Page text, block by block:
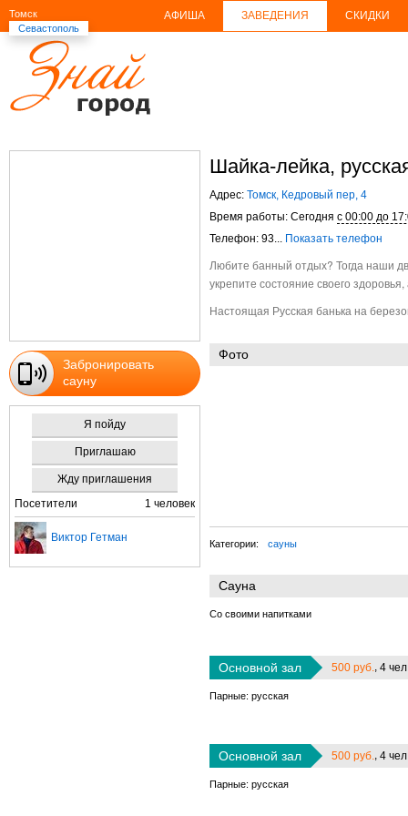
Томск
Севастополь
АФИША ЗАВЕДЕНИЯ СКИДКИ
Забронировать
сауну
Я пойду
Приглашаю
Жду приглашения
Посетители
1 человек
Виктор Гетман
Шайка-лейка,
Адрес: Томск, Кедровый пер, 4
Время работы: Сегодня с 00:00 до
Телефон: 93... Показать телефон
Любите банный отдых? Тогда наши
укрепите состояние своего
Настоящая Русская банька на
Фото
Категории: сауны
Сауна
Со своими напитками
Основной зал 500 руб., 4
Парные: русская
Основной зал 500 руб., 4
Парные: русская